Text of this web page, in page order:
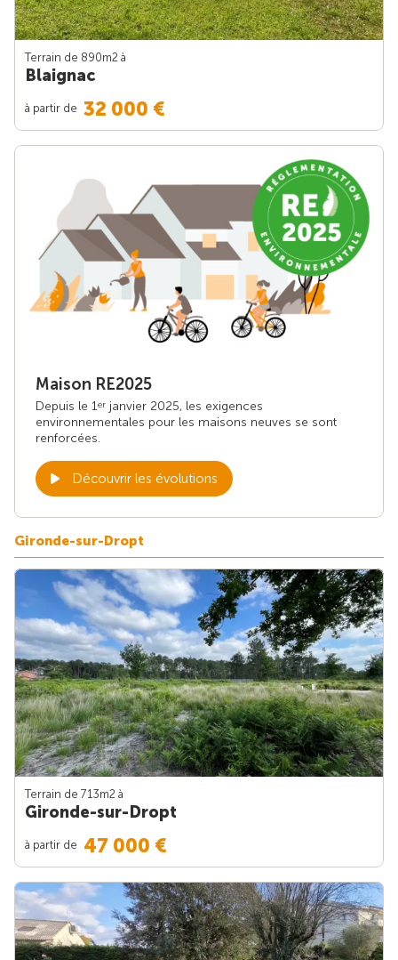
Terrain de 890m2 à
Blaignac
à partir de 32 000 €
Maison RE2025
Depuis le 1er janvier 2025, les exigences
environnementales pour les maisons neuves se sont
renforcées.
Découvrir les évolutions
Gironde-sur-Dropt
Terrain de 713m2 à
Gironde-sur-Dropt
à partir de 47 000 €